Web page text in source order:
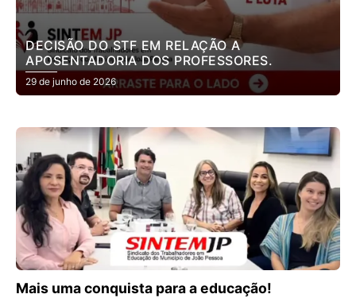
DECISÃO DO STF EM RELAÇÃO A
APOSENTADORIA DOS PROFESSORES.
29 de junho de 2026
Mais uma conquista para a educação!